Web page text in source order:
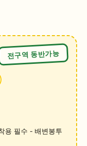
전구역 동반가능
용 필수 - 배변봉투